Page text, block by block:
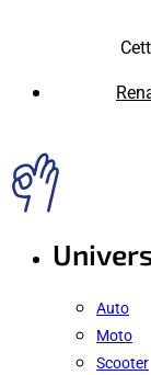
Auto
Moto
Scooter